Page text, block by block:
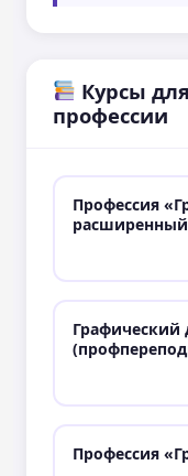
Курсы
профессии
Профессия
расширенный
Графический
Профессия